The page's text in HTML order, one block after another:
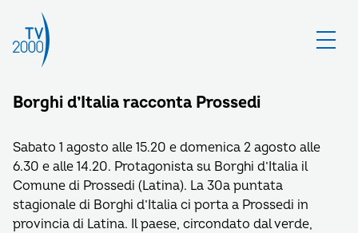
Borghi d’Italia racconta Prossedi
Sabato 1 agosto alle 15.20 e domenica 2 agosto alle
6.30 e alle 14.20. Protagonista su Borghi d’Italia il
Comune di Prossedi (Latina). La 30a puntata
stagionale di Borghi d’Italia ci porta a Prossedi in
provincia di Latina. Il paese, circondato dal verde,